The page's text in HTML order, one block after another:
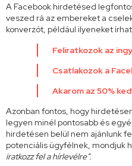
A Facebook hirdetésed
veszed rá az embereket a
konverzót, például ilyeneket
Feliratkozok az
Csatlakozok a
Akarom az 50%
Azonban fontos, hogy
legyen minél pontosabb és
hirdetésen belül nem ajánlunk
potenciális ügyfélnek, mondjuk
iratkozz fel a hírlevélre”.